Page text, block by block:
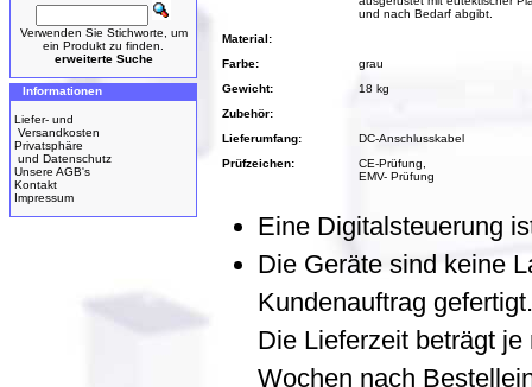
Verwenden Sie Stichworte, um
ein Produkt zu finden.
erweiterte Suche
Informationen
Liefer- und
Versandkosten
Privatsphäre
und Datenschutz
Unsere AGB's
Kontakt
Impressum
und nach Bedarf abgibt.
Material:
Farbe:
grau
Gewicht:
18 kg
Zubehör:
Lieferumfang:
DC-Anschlusskabel
Prüfzeichen:
CE-Prüfung,
EMV- Prüfung
Eine Digitalsteuerung
Die Geräte sind keine
Kundenauftrag gefertigt.
Die Lieferzeit beträgt
Wochen nach